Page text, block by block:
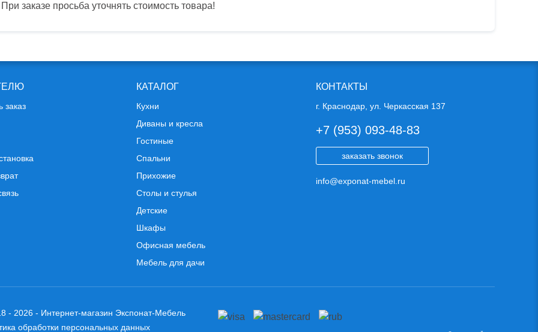
заказе просьба уточнять стоимость товара!
заказ
КАТАЛОГ
Кухни
Диваны и кресла
Гостиные
Спальни
Прихожие
Столы и стулья
Детские
Шкафы
Офисная мебель
Мебель для дачи
КОНТАКТЫ
г. Краснодар, ул. Черкасская 137
+7 (953) 093-48-83
заказать звонок
info@exponat-mebel.ru
- 2026 - Интернет-магазин Экспонат-Мебель
обработки персональных данных